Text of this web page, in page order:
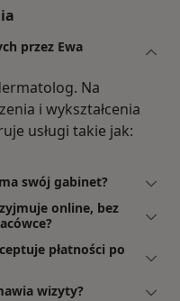
przez Ewa
Na
i wykształcenia
usługi takie jak:
swój gabinet?
online, bez
płatności po
wizyty?